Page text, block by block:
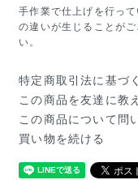
手作業で仕上げを行っ
の違いが生じることが
い。
特定商取引法に基づ
この商品を友達に教
この商品について問
買い物を続ける